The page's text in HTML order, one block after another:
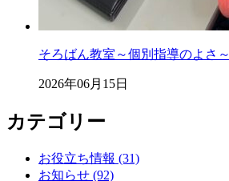
そろばん教室～個別指導のよさ～
2026年06月15日
カテゴリー
お役立ち情報 (31)
お知らせ (92)